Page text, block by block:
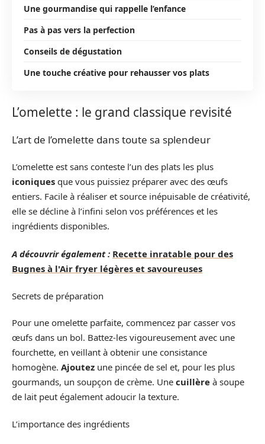
Une gourmandise qui rappelle l’enfance
Pas à pas vers la perfection
Conseils de dégustation
Une touche créative pour rehausser vos plats
L’omelette : le grand classique revisité
L’art de l’omelette dans toute sa splendeur
L’omelette est sans conteste l’un des plats les plus
iconiques que vous puissiez préparer avec des œufs
entiers. Facile à réaliser et source inépuisable de créativité,
elle se décline à l’infini selon vos préférences et les
ingrédients disponibles.
A découvrir également : Recette inratable pour des
Bugnes à l'Air fryer légères et savoureuses
Secrets de préparation
Pour une omelette parfaite, commencez par casser vos
œufs dans un bol. Battez-les vigoureusement avec une
fourchette, en veillant à obtenir une consistance
homogène. Ajoutez une pincée de sel et, pour les plus
gourmands, un soupçon de crème. Une cuillère à soupe
de lait peut également adoucir la texture.
L’importance des ingrédients